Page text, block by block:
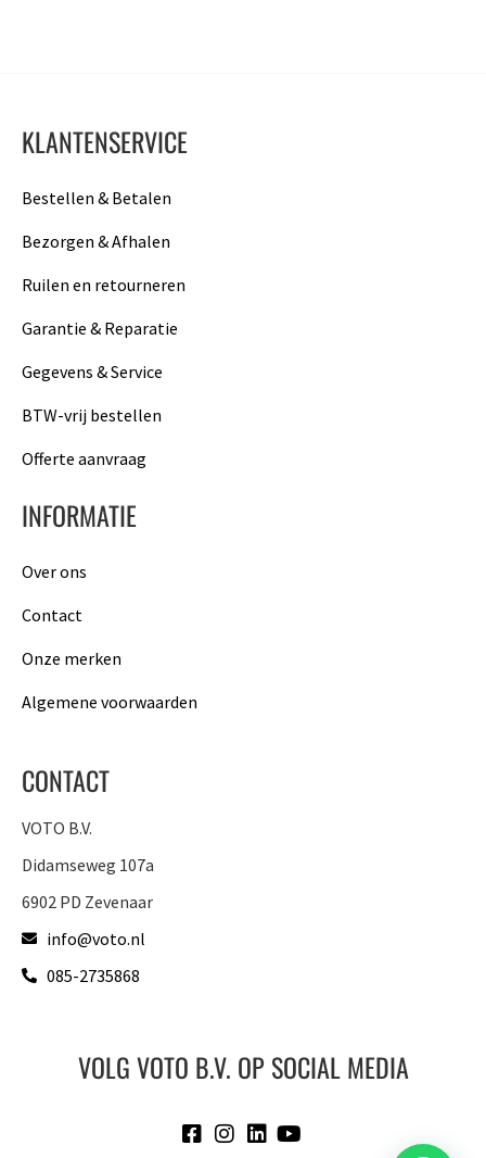
KLANTENSERVICE
Bestellen & Betalen
Bezorgen & Afhalen
Ruilen en retourneren
Garantie & Reparatie
Gegevens & Service
BTW-vrij bestellen
Offerte aanvraag
INFORMATIE
Over ons
Contact
Onze merken
Algemene voorwaarden
CONTACT
VOTO B.V.
Didamseweg 107a
6902 PD Zevenaar
info@voto.nl
085-2735868
VOLG VOTO B.V. OP SOCIAL MEDIA